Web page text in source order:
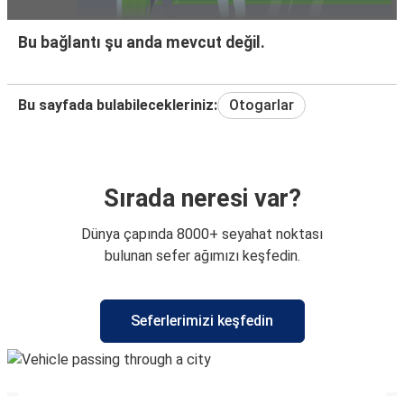
Bu bağlantı şu anda mevcut değil.
Bu sayfada bulabilecekleriniz: Otogarlar
Sırada neresi var?
Dünya çapında 8000+ seyahat noktası
bulunan sefer ağımızı keşfedin.
Seferlerimizi keşfedin